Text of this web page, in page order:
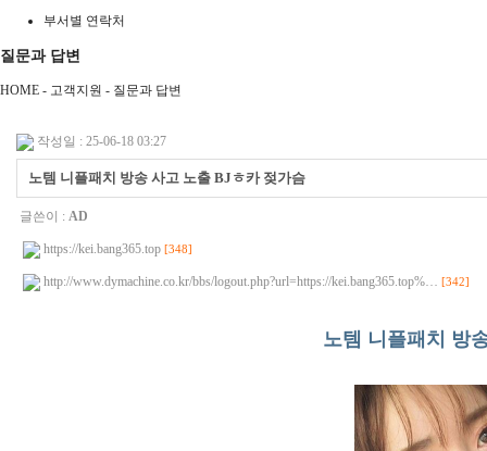
부서별 연락처
질문과 답변
HOME - 고객지원 - 질문과 답변
작성일 : 25-06-18 03:27
노템 니플패치 방송 사고 노출 BJㅎ카 젖가슴
글쓴이 : AD
https://kei.bang365.top [348]
http://www.dymachine.co.kr/bbs/logout.php?url=https://kei.bang365.top%… [342]
노템 니플패치 방